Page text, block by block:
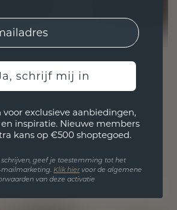
VERBINDING
is gericht op verbinding,
om de tand des tijds te
jouw symbool van liefde en
bedoeld om voor altijd te
en gekoesterd.
schrijf mij in
voor exclusieve aanbiedingen,
en inspiratie. Nieuwe members
kans op €500 shoptegoed.
schrijven, geef je toestemming tot het
mailmarketing. Klik hiervoor de algemene
van deze activatie